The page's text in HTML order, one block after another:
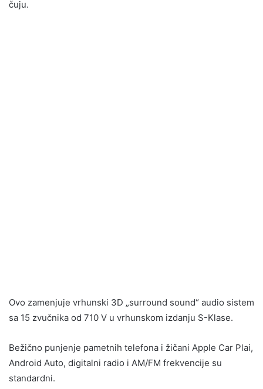
čuju.
Ovo zamenjuje vrhunski 3D „surround sound“ audio sistem
sa 15 zvučnika od 710 V u vrhunskom izdanju S-Klase.
Bežično punjenje pametnih telefona i žičani Apple Car Plai,
Android Auto, digitalni radio i AM/FM frekvencije su
standardni.